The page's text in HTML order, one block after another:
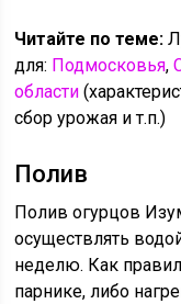
Читайте по теме:
для: Подмосковья,
области
сбор урожая и т.п.)
Полив
Полив огурцов
осуществлять
неделю. Как
парнике, либо